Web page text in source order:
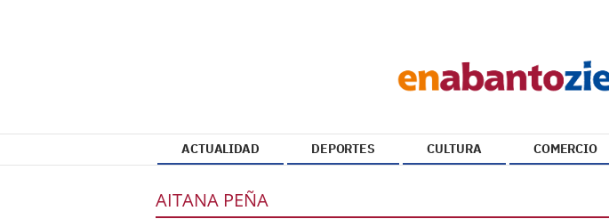
ACTUALIDAD DEPORTES CULTURA COMERCIO
AITANA PEÑA